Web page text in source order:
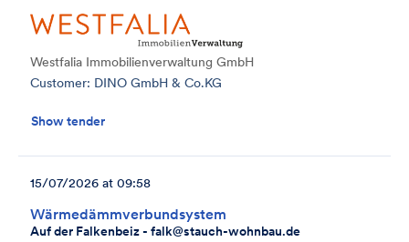
Westfalia Immobilienverwaltung GmbH
Customer: DINO GmbH & Co.KG
Show tender
Wärmedämmverbundsystem
Auf der Falkenbeiz - falk@stauch-wohnbau.de
15/07/2026 at 09:58